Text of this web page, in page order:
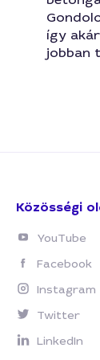
így
jobban
Közösségi
YouTube
Facebook
Instagram
Twitter
LinkedIn